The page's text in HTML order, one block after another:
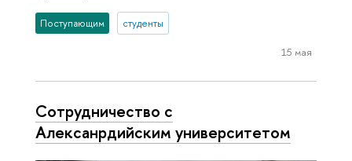
Поступающим студенты
15 мая
Сотрудничество с
Алексанрдийским университетом